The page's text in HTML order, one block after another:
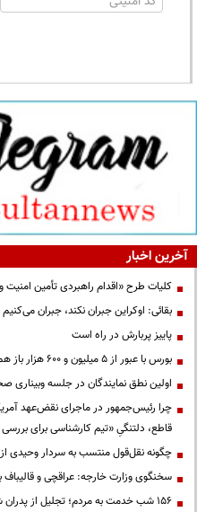
آخرین اخبار
کلیات طرح «اقدام راهبردی تأمین
بقائی: اوکراین جبران نکند، جبران می‌کنیم
پاییز پربارش در راه است
بورس با عبور از ۵ میلیون و ۶۰۰ هزار باز هم رکورد تاریخی زد
اولین نطق نمایندگان در جلسه
چرا رئیس‌جمهور در ماجرای نقض‌عهد
قاطع، دلتنگیِ «تیم کارشناسی برای
چگونه نقل‌قول منتسب به سردار وحیدی از
سخنگوی وزارت خارجه: عراقچی و قالیباف
۱۵۶ شب خدمت به مردم؛ تجلیل از پدران شهدای مدافع حرم در موکب شهدای رزکان